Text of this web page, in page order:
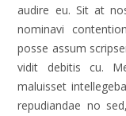
audire eu. Sit at
nominavi
posse assum
vidit debitis cu.
maluisset
repudiandae no